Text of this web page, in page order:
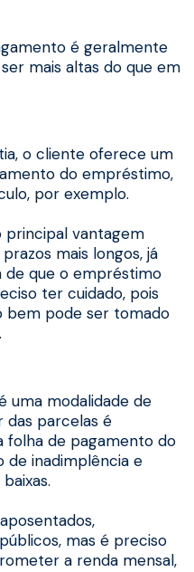
é geralmente
mais altas do que em
o cliente oferece um
do empréstimo,
por exemplo.
principal vantagem
mais longos, já
de que o empréstimo
ter cuidado, pois
bem pode ser tomado
uma modalidade de
parcelas é
folha de pagamento do
de inadimplência e
mas é preciso
a renda mensal,